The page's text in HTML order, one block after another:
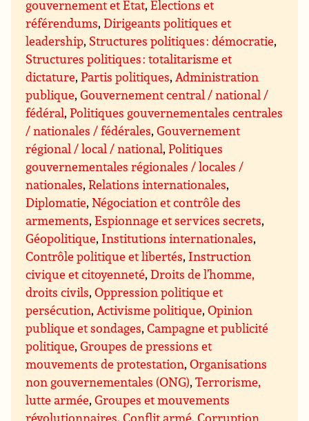
gouvernement et Etat,Elections et
référendums,Dirigeants politiques et
leadership, Structures politiques : démocratie,
Structures politiques : totalitarisme et
dictature,Partis politiques,Administration
publique,Gouvernement central / national /
fédéral,Politiques gouvernementales centrales
/ nationales / fédérales,Gouvernement
régional / local / national,Politiques
gouvernementales régionales / locales /
nationales,Relations internationales,
Diplomatie,Négociation et contrôle des
armements,Espionnage et services secrets,
Géopolitique, Institutions internationales,
Contrôle politique et libertés, Instruction
civique et citoyenneté,Droits de l’homme,
droits civils,Oppression politique et
persécution,Activisme politique,Opinion
publique et sondages,Campagne et publicité
politique,Groupes de pressions et
mouvements de protestation,Organisations
non gouvernementales (ONG),Terrorisme,
lutte armée,Groupes et mouvements
révolutionnaires,Conflit armé,Corruption